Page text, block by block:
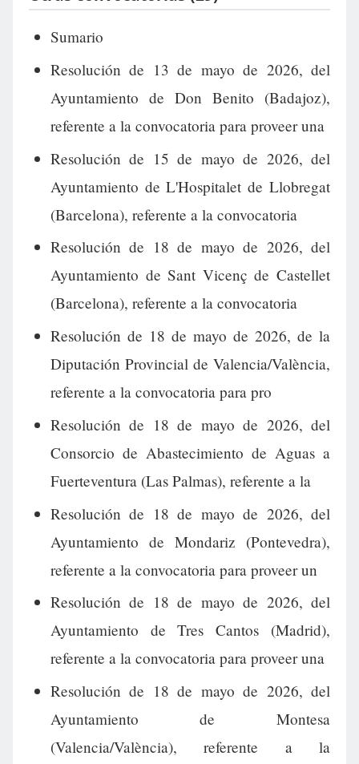
Sumario
Resolución de 13 de mayo de 2026, del
Ayuntamiento de Don Benito (Badajoz),
referente a la convocatoria para proveer una
Resolución de 15 de mayo de 2026, del
Ayuntamiento de L'Hospitalet de Llobregat
(Barcelona), referente a la convocatoria
Resolución de 18 de mayo de 2026, del
Ayuntamiento de Sant Vicenç de Castellet
(Barcelona), referente a la convocatoria
Resolución de 18 de mayo de 2026, de la
Diputación Provincial de Valencia/València,
referente a la convocatoria para pro
Resolución de 18 de mayo de 2026, del
Consorcio de Abastecimiento de Aguas a
Fuerteventura (Las Palmas), referente a la
Resolución de 18 de mayo de 2026, del
Ayuntamiento de Mondariz (Pontevedra),
referente a la convocatoria para proveer un
Resolución de 18 de mayo de 2026, del
Ayuntamiento de Tres Cantos (Madrid),
referente a la convocatoria para proveer una
Resolución de 18 de mayo de 2026, del
Ayuntamiento de Montesa
(Valencia/València), referente a la